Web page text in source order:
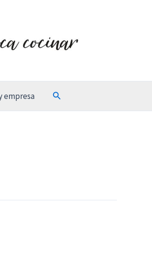
empresa Buscar